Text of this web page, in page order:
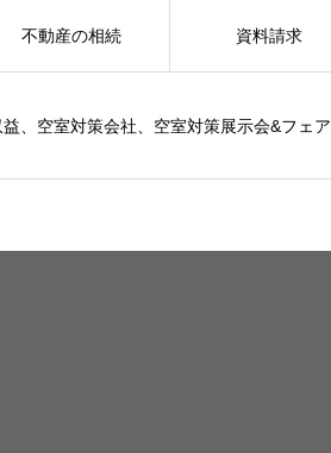
、空室対策会社、空室対策展示会&フェア
不動産の相続 資料請求